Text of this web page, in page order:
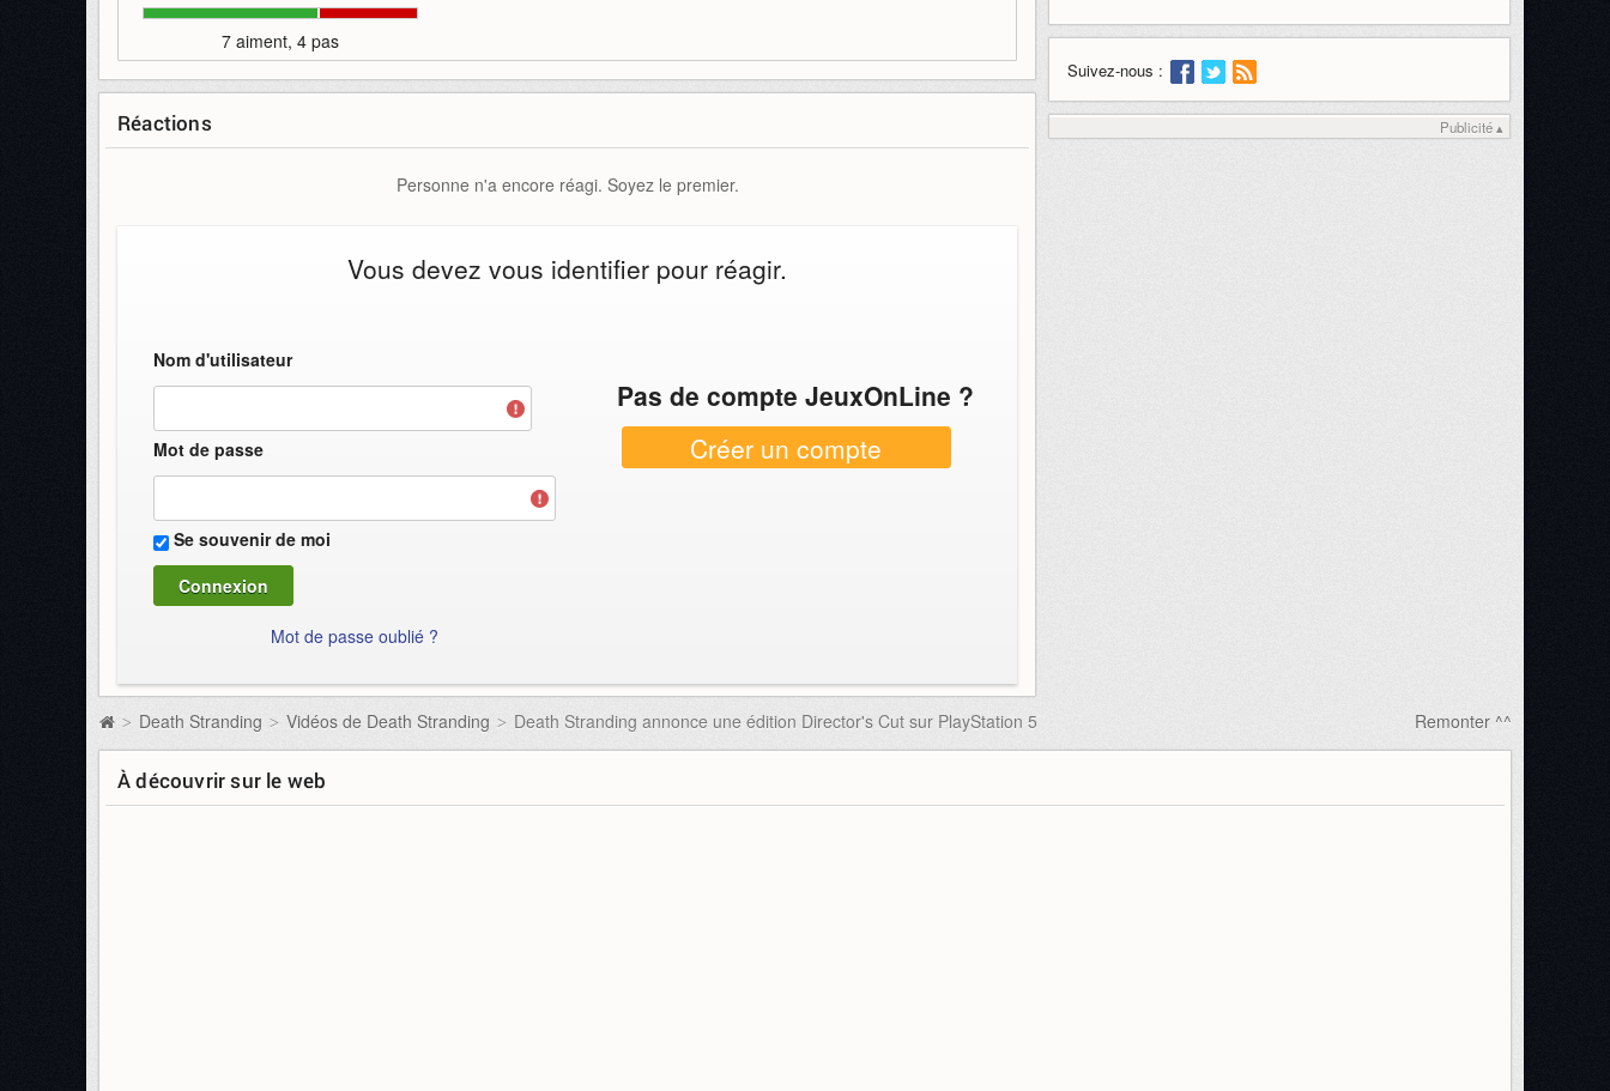
7 aiment, 4 pas
Réactions
Personne n'a encore réagi. Soyez le premier.
Vous devez vous identifier pour réagir.
Nom d'utilisateur
Mot de passe
Se souvenir de moi
Mot de passe oublié ?
Pas de compte JeuxOnLine ?
Créer un compte
Suivez-nous :
Publicité ▴
Remonter ^^
> Death Stranding > Vidéos de Death Stranding > Death Stranding annonce une édition Director's Cut sur PlayStation 5
À découvrir sur le web